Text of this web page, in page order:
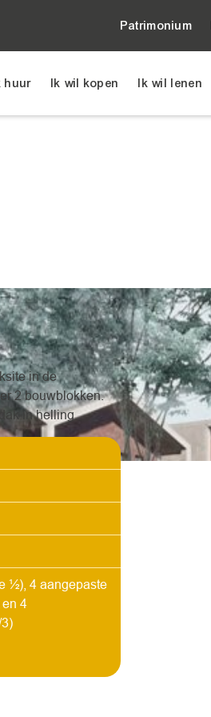
Patrimonium
huur Ik wil kopen Ik wil lenen
in de
2 bouwblokken.
in helling.
½), 4 aangepaste
4